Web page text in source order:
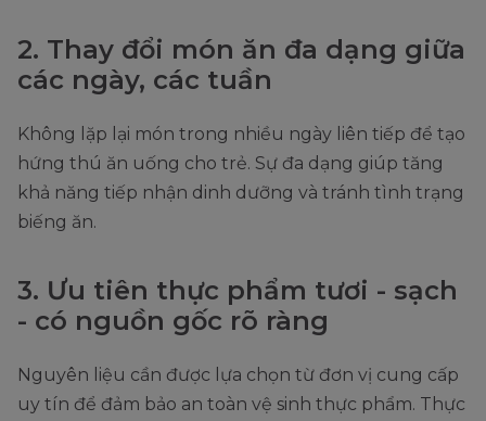
2. Thay đổi món ăn đa dạng giữa
các ngày, các tuần
Không lặp lại món trong nhiều ngày liên tiếp để tạo
hứng thú ăn uống cho trẻ. Sự đa dạng giúp tăng
khả năng tiếp nhận dinh dưỡng và tránh tình trạng
biếng ăn.
3. Ưu tiên thực phẩm tươi - sạch
- có nguồn gốc rõ ràng
Nguyên liệu cần được lựa chọn từ đơn vị cung cấp
uy tín để đảm bảo an toàn vệ sinh thực phẩm. Thực